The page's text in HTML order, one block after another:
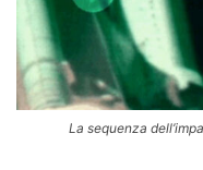
La sequenza